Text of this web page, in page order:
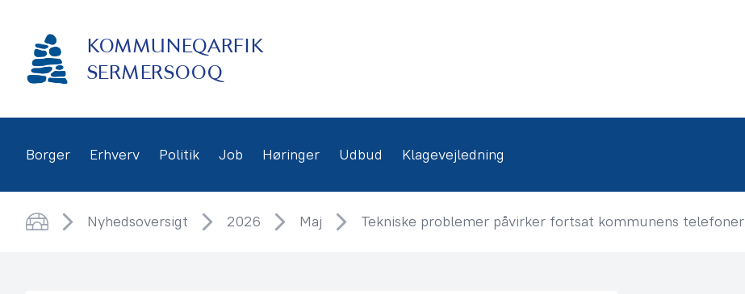
indhold
KOMMUNEQARFIK
SERMERSOOQ
Borger Erhverv Politik Job Høringer Udbud Klagevejledning
Nyhedsoversigt 2026 Maj Tekniske problemer påvirker fortsat kommunens telefoner